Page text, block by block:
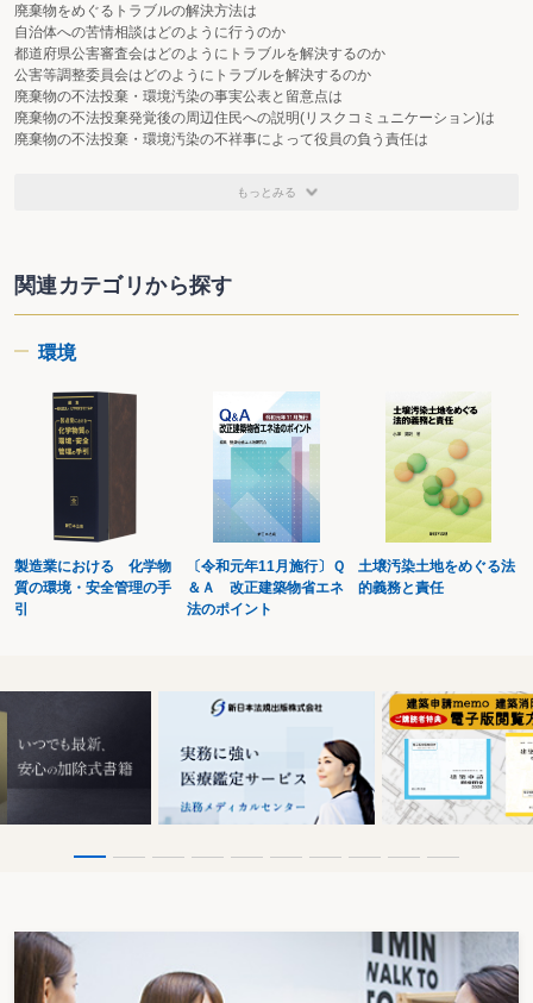
廃棄物をめぐるトラブルの解決方法は
自治体への苦情相談はどのように行うのか
都道府県公害審査会はどのようにトラブルを解決するのか
公害等調整委員会はどのようにトラブルを解決するのか
廃棄物の不法投棄・環境汚染の事実公表と留意点は
廃棄物の不法投棄発覚後の周辺住民への説明(リスクコミュニケーション)は
廃棄物の不法投棄・環境汚染の不祥事によって役員の負う責任は
特定有害産業廃棄物とは
刑法の改正による影響とは
第２章 産業廃棄物の処理をめぐるトラブル
第１ 排出等に関するもの
（廃棄物）
「専ら再生利用の目的となる産業廃棄物」とは
産業廃棄物に分類されるごみを家庭ごみと一緒に出しているが、違法か
有償売却できないものでの宅地造成は廃棄物の埋立処分となるか
有価物に加工すれば廃棄物として処理しなくてよいか
廃被覆電線は有価物か
ビルの解体工事から出る廃棄物をすべて産業廃棄物として処理してよいか
家屋等の取壊しによって出る廃木材は産業廃棄物か
建設工事から発生する廃木材を有価物とする場合は
古い墓を産業廃棄物として処理することはできるか
動物霊園事業における動物の死体・焼骨は産業廃棄物か
掘削工事から出る土砂は廃棄物か
建設汚泥処理物は産業廃棄物にあたるか
産業廃棄物として処理する汚泥に混合物が含まれている場合は
建設発生土の処分の責任は
産業廃棄物の中に処理不適合物が混入していた場合の処理業者の対応は
社員スポーツ大会で支給した弁当の殻は産業廃棄物か
有償で輸出される廃液は有価物か
無断で転貸した土地に産業廃棄物を不法に投棄されたら誰が撤去するのか
再資源化を行う施設がなかったら
もっとみる
関連カテゴリから探す
環境
製造業における 化学物
質の環境・安全管理の手
引
〔令和元年11月施行〕Ｑ
＆Ａ 改正建築物省エネ
法のポイント
土壌汚染土地をめぐる法
的義務と責任